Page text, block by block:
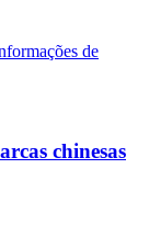
de
chinesas